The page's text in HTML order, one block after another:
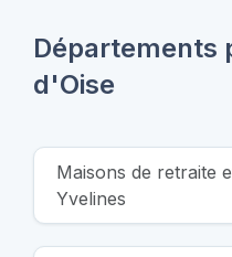
Départements
d'Oise
Maisons de retraite
Yvelines